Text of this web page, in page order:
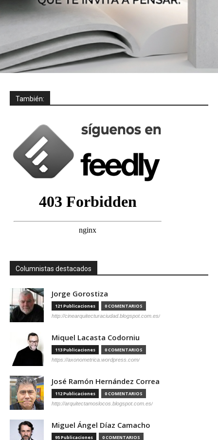
También:
Columnistas destacados
Jorge Gorostiza
121 Publicaciones 0 COMENTARIOS
http://cinearquitecturaciudad.blogspot.com.es/
Miquel Lacasta Codorniu
113 Publicaciones 0 COMENTARIOS
https://axonometrica.wordpress.com/
José Ramón Hernández Correa
112 Publicaciones 0 COMENTARIOS
http://arquitectamoslocos.blogspot.com.es/
Miguel Ángel Díaz Camacho
95 Publicaciones 0 COMENTARIOS